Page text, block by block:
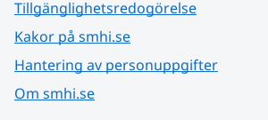
Tillgänglighetsredogörelse
Kakor på smhi.se
Hantering av personuppgifter
Om smhi.se